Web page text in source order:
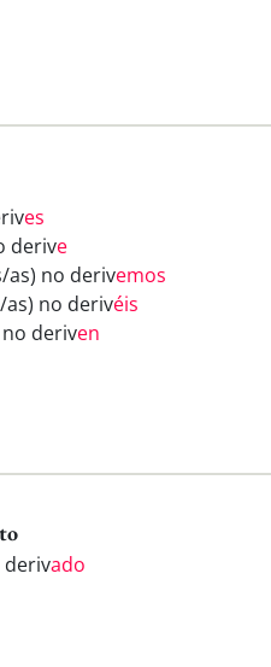
es
derive
no derivemos
no derivéis
deriven
derivado